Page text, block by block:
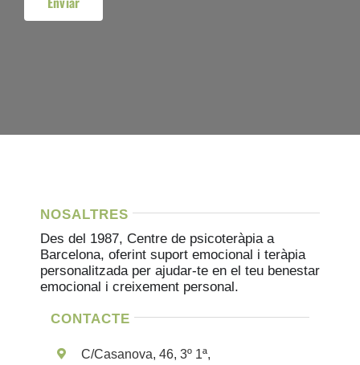
NOSALTRES
Des del 1987, Centre de psicoteràpia a
Barcelona, ​​oferint suport emocional i teràpia
personalitzada per ajudar-te en el teu benestar
emocional i creixement personal.
CONTACTE
C/Casanova, 46, 3º 1ª,